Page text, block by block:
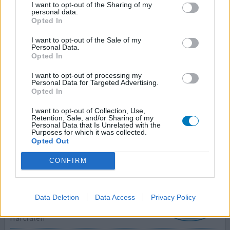
I want to opt-out of the Sharing of my
personal data.
Opted In
I want to opt-out of the Sale of my
Personal Data.
Opted In
I want to opt-out of processing my
Personal Data for Targeted Advertising.
Opted In
I want to opt-out of Collection, Use,
Retention, Sale, and/or Sharing of my
Personal Data that Is Unrelated with the
Purposes for which it was collected.
Opted Out
CONFIRM
Data Deletion Data Access Privacy Policy
Niet in de lijst
Effectiviteit
Hoeveelheid bijwerkingen
Het heeft een jaar geduurd voordat de heftige
spierkrampen minder werden maar zijn niet in zijn geheel
weg. De spierpijnen en -zwakte verergeren door de jaren
heen. De vermoeidheid door hyperaldosteronisme was
erg maar niets in vergelijking na het gebruik van
Epleneron.
geef mening
31-01-2019 | Man | 68
Hartfalen